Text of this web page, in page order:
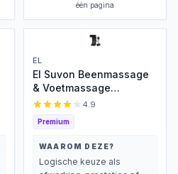
één pagina
EL
El Suvon Beenmassage
& Voetmassage
apparaat - Oplaadbare
Luchtcompressie voor
Herstel, Bloedcirculatie
4.9
Premium
WAAROM DEZE?
Logische keuze als